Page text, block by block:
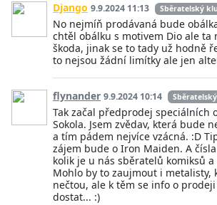
Django 9.9.2024 11:13 Sběratelský
No nejmíň prodávaná bude
chtěl obálku s motivem Dio ale ta
škoda, jinak se to tady už hodně
to nejsou žádní limítky ale jen
flynander 9.9.2024 10:14
Tak začal předprodej speciálních
Sokola. Jsem zvědav, která bude
a tím pádem nejvíce vzácná. :D
zájem bude o Iron Maiden. A
kolik je u nás sběratelů komiksů
Mohlo by to zaujmout i metalisty,
nečtou, ale k těm se info o
dostat... :)